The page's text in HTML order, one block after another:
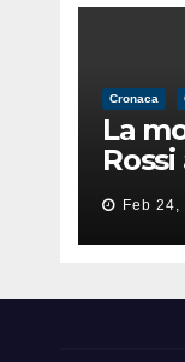
Cronaca
La
Rossi
pista
Feb 24,